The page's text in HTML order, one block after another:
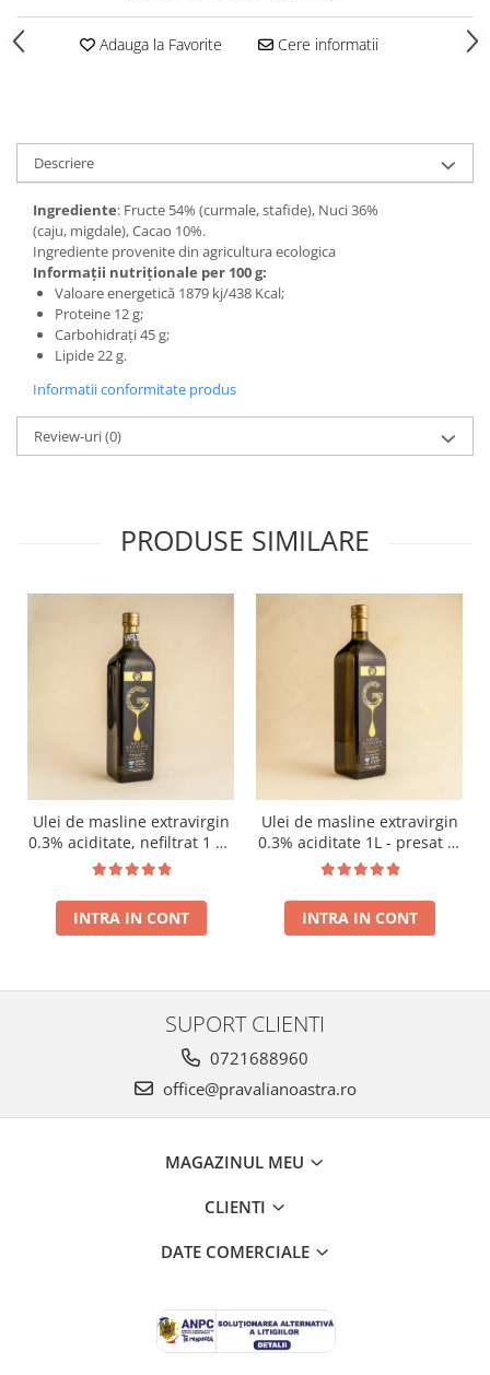
Adauga la Favorite Cere informatii
Descriere
Ingrediente: Fructe 54% (curmale, stafide), Nuci 36%
(caju, migdale), Cacao 10%.
Ingrediente provenite din agricultura ecologica
Informații nutriționale per 100 g:
Valoare energetică 1879 kj/438 Kcal;
Proteine 12 g;
Carbohidrați 45 g;
Lipide 22 g.
Informatii conformitate produs
Review-uri(0)
PRODUSE SIMILARE
Ulei de masline extravirgin
0.3% aciditate, nefiltrat 1 L -
presat la rece RECOLTA
INTRA IN CONT
Ulei de masline extravirgin
0.3% aciditate 1L - presat la
rece RECOLTA NOUA
INTRA IN CONT
SUPORT CLIENTI
0721688960
office@pravalianoastra.ro
MAGAZINUL MEU
CLIENTI
DATE COMERCIALE